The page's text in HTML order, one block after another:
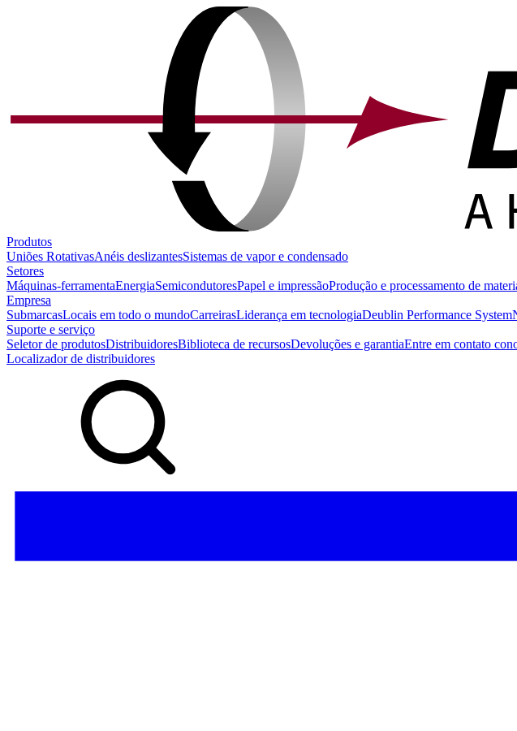
Produtos
Uniões RotativasAnéis deslizantesSistemas de vapor e condensado
Setores
Máquinas-ferramentaEnergiaSemicondutoresPapel e impressãoProdução e processamento de
Empresa
SubmarcasLocais em todo o mundoCarreirasLiderança em tecnologiaDeublin Performance System
Suporte e serviço
Seletor de produtosDistribuidoresBiblioteca de recursosDevoluções e garantiaEntre em contato
Localizador de distribuidores